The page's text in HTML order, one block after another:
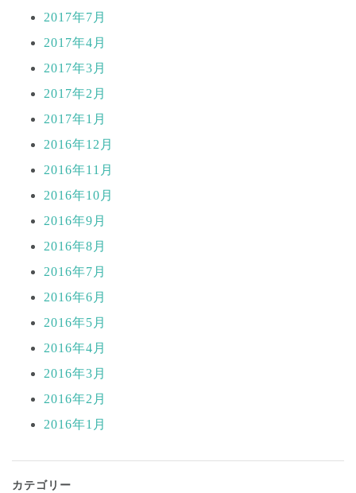
2017年7月
2017年4月
2017年3月
2017年2月
2017年1月
2016年12月
2016年11月
2016年10月
2016年9月
2016年8月
2016年7月
2016年6月
2016年5月
2016年4月
2016年3月
2016年2月
2016年1月
カテゴリー